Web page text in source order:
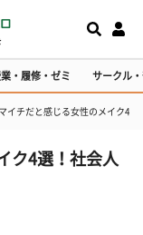
・履修・ゼミ サークル
イチだと感じる女性のメイク4
ク4選！社会人